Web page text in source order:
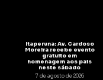
Itaperuna: Av. Cardoso
Moreira recebe evento
gratuito em
homenagem aos pais
neste sábado
7 de agosto de 2026